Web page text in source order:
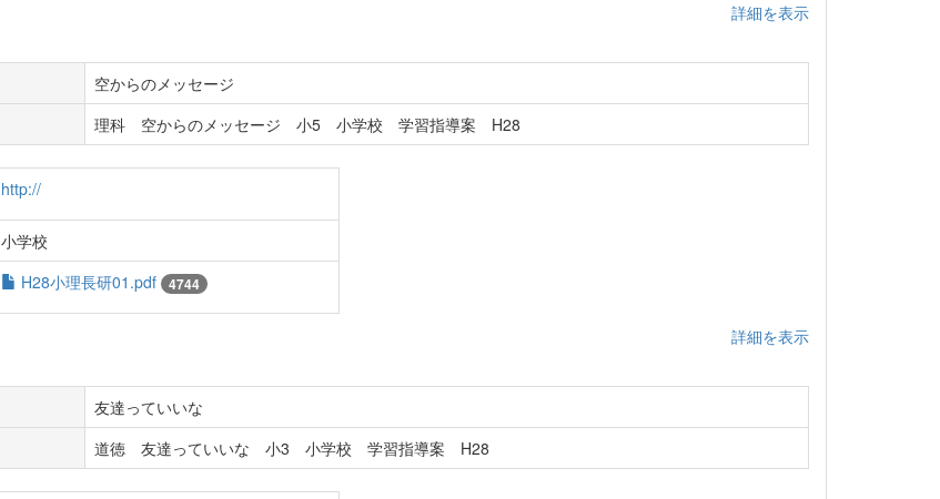
詳細を表示
空からのメッセージ
理科 空からのメッセージ 小5 小学校 学習指導案 H28
http://
小学校
H28小理長研01.pdf 4744
詳細を表示
友達っていいな
道徳 友達っていいな 小3 小学校 学習指導案 H28